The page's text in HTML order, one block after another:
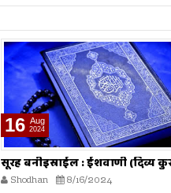
09 Aug
2024
व्याज घेणे : प्रेषितवाणी (हदीस)
Shodhan 8/9/2024